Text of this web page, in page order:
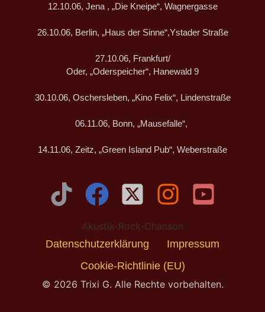
12.10.06, Jena , „Die Kneipe“, Wagnergasse
26.10.06, Berlin, „Haus der Sinne“,Ystader Straße
27.10.06, Frankfurt/
Oder, „Oderspeicher“, Hanewald 9
30.10.06, Oschersleben, „Kino Felix“, Lindenstraße
06.11.06, Bonn, „Mausefalle“,
14.11.06, Zeitz, „Green Island Pub“, Weberstraße
Akustik-Rock-Chanson
Datenschutzerklärung
Impressum
Cookie-Richtlinie (EU)
© 2026 Trixi G. Alle Rechte vorbehalten.